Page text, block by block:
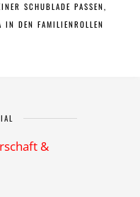
SCHUBLADE PASSEN,
DEN FAMILIENROLLEN
&